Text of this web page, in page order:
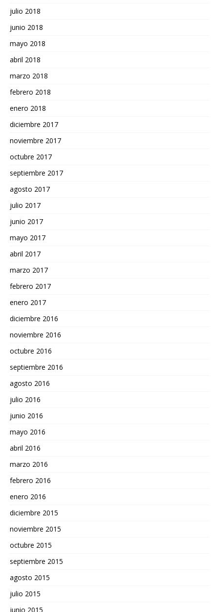
julio 2018
junio 2018
mayo 2018
abril 2018
marzo 2018
febrero 2018
enero 2018
diciembre 2017
noviembre 2017
octubre 2017
septiembre 2017
agosto 2017
julio 2017
junio 2017
mayo 2017
abril 2017
marzo 2017
febrero 2017
enero 2017
diciembre 2016
noviembre 2016
octubre 2016
septiembre 2016
agosto 2016
julio 2016
junio 2016
mayo 2016
abril 2016
marzo 2016
febrero 2016
enero 2016
diciembre 2015
noviembre 2015
octubre 2015
septiembre 2015
agosto 2015
julio 2015
junio 2015